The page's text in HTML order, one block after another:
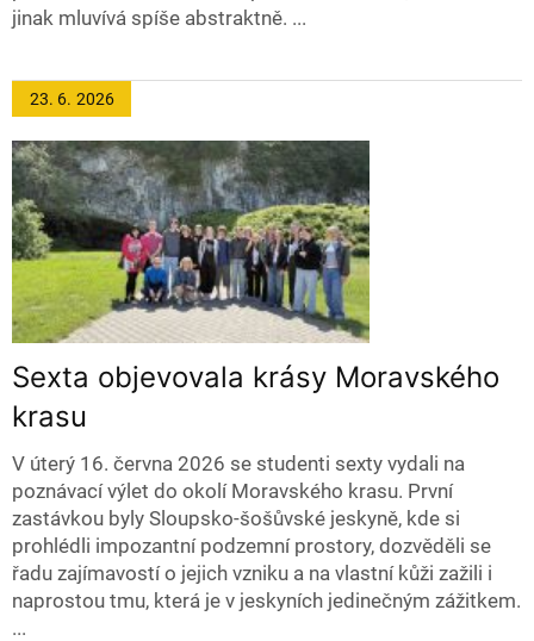
jinak mluvívá spíše abstraktně. ...
23. 6. 2026
Sexta objevovala krásy Moravského
krasu
V úterý 16. června 2026 se studenti sexty vydali na
poznávací výlet do okolí Moravského krasu. První
zastávkou byly Sloupsko-šošůvské jeskyně, kde si
prohlédli impozantní podzemní prostory, dozvěděli se
řadu zajímavostí o jejich vzniku a na vlastní kůži zažili i
naprostou tmu, která je v jeskyních jedinečným zážitkem.
...